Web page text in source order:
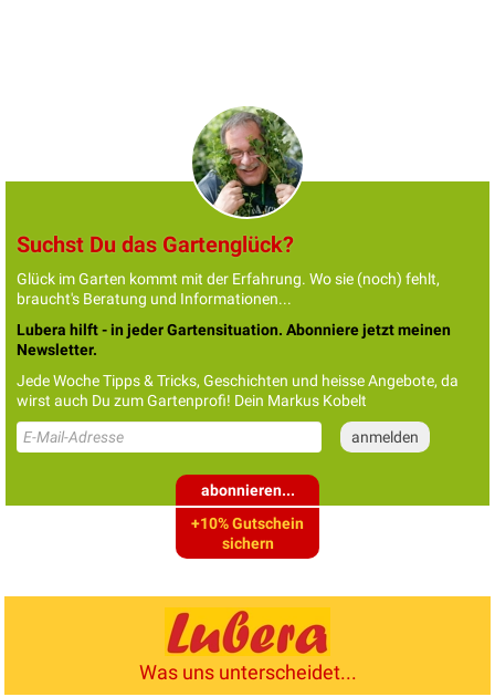
Suchst Du das Gartenglück?
Glück im Garten kommt mit der Erfahrung. Wo sie (noch) fehlt,
braucht's Beratung und Informationen...
Lubera hilft - in jeder Gartensituation. Abonniere jetzt meinen
Newsletter.
Jede Woche Tipps & Tricks, Geschichten und heisse Angebote, da
wirst auch Du zum Gartenprofi! Dein Markus Kobelt
abonnieren...
+10% Gutschein
sichern
Was uns unterscheidet...